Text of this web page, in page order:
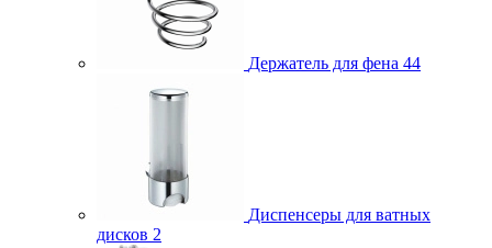
Держатель для фена 44
Диспенсеры для ватных
дисков 2